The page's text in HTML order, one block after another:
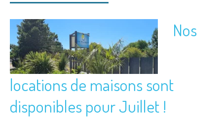
Nos
locations de maisons sont
disponibles pour Juillet !